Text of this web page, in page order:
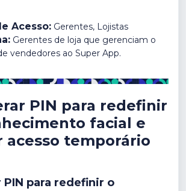
Acesso: Gerentes, Lojistas
Gerentes de loja que gerenciam o
vendedores ao Super App.
PIN para redefinir
facial e
acesso temporário
PIN para redefinir o